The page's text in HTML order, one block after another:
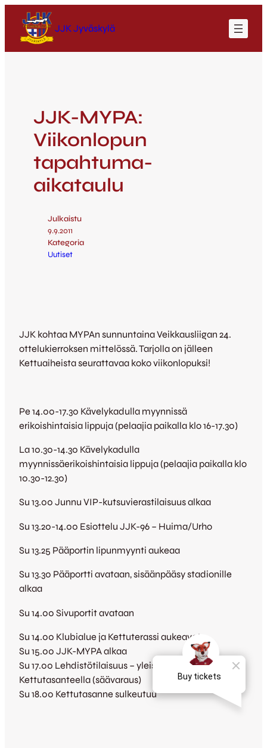
JJK Jyväskylä
JJK-MYPA:
Viikonlopun
tapahtuma-
aikataulu
Julkaistu
9.9.2011
Kategoria
Uutiset
JJK kohtaa MYPAn sunnuntaina Veikkausliigan 24.
ottelukierroksen mittelössä. Tarjolla on jälleen
Kettuaiheista seurattavaa koko viikonlopuksi!
Pe 14.00-17.30 Kävelykadulla myynnissä
erikoishintaisia lippuja (pelaajia paikalla klo 16-17.30)
La 10.30-14.30 Kävelykadulla
myynnissäerikoishintaisia lippuja (pelaajia paikalla klo
10.30-12.30)
Su 13.00 Junnu VIP-kutsuvierastilaisuus alkaa
Su 13.20-14.00 Esiottelu JJK-96 – Huima/Urho
Su 13.25 Pääportin lipunmyynti aukeaa
Su 13.30 Pääportti avataan, sisäänpääsy stadionille
alkaa
Su 14.00 Sivuportit avataan
Su 14.00 Klubialue ja Kettuterassi aukeavat
Su 15.00 JJK-MYPA alkaa
Su 17.00 Lehdistötilaisuus – yleisölle avoin
Kettutasanteella (säävaraus)
Su 18.00 Kettutasanne sulkeutuu